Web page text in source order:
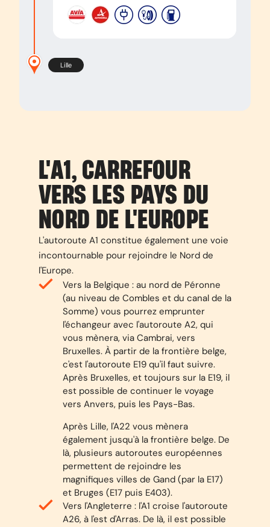
Lille
L'A1, CARREFOUR
VERS LES PAYS DU
NORD DE L'EUROPE
L'autoroute A1 constitue également une voie
incontournable pour rejoindre le Nord de
l'Europe.
Vers la Belgique : au nord de Péronne
(au niveau de Combles et du canal de la
Somme) vous pourrez emprunter
l'échangeur avec l'autoroute A2, qui
vous mènera, via Cambrai, vers
Bruxelles. À partir de la frontière belge,
c'est l'autoroute E19 qu'il faut suivre.
Après Bruxelles, et toujours sur la E19, il
est possible de continuer le voyage
vers Anvers, puis les Pays-Bas.
Après Lille, l'A22 vous mènera
également jusqu'à la frontière belge. De
là, plusieurs autoroutes européennes
permettent de rejoindre les
magnifiques villes de Gand (par la E17)
et Bruges (E17 puis E403).
Vers l'Angleterre : l'A1 croise l'autoroute
A26, à l'est d'Arras. De là, il est possible